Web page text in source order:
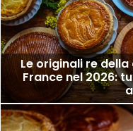
Le originali re
France nel 2026: